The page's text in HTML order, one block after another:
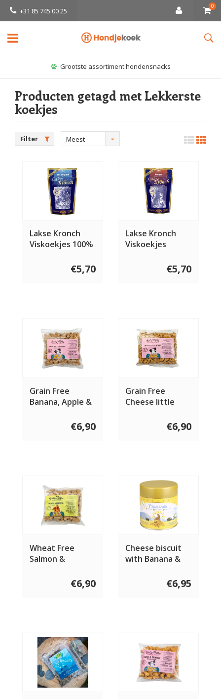
+31 85 745 00 25
0
Grootste assortiment hondensnacks
Producten getagd met Lekkerste
koekjes
Filter
Meest
Lakse Kronch
Viskoekjes 100%
€5,70
Lakse Kronch
Viskoekjes
€5,70
Grain Free
Banana, Apple &
€6,90
Grain Free
Cheese little
€6,90
Wheat Free
Salmon &
€6,90
Cheese biscuit
with Banana &
€6,95